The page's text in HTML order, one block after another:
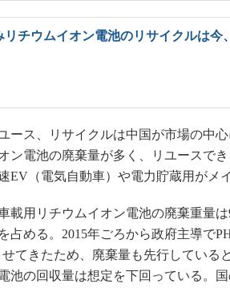
グローバル設計
制御セキュリティ
リチウムイオン電池のリサイクルは今
ス、リサイクルは中国が市場の中心
ン電池の廃棄量が多く、リユースで
EV（電気自動車）や電力貯蔵用がメ
載用リチウムイオン電池の廃棄重量は
占める。2015年ごろから政府主導で
てきたため、廃棄量も先行している
池の回収量は想定を下回っている。